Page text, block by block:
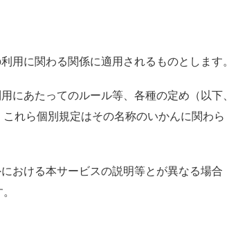
に関わる関係に適用されるものとします。
あたってのルール等、各種の定め（以下、
れら個別規定はその名称のいかんに関わら
おける本サービスの説明等とが異なる場合